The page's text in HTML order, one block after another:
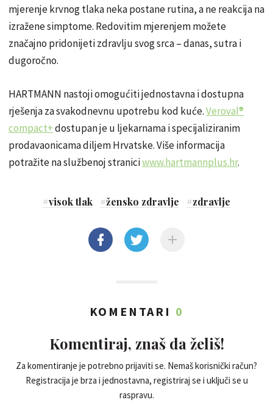
mjerenje krvnog tlaka neka postane rutina, a ne reakcija na
izražene simptome. Redovitim mjerenjem možete
značajno pridonijeti zdravlju svog srca – danas, sutra i
dugoročno.
HARTMANN nastoji omogućiti jednostavna i dostupna
rješenja za svakodnevnu upotrebu kod kuće.Veroval®
compact+dostupan je u ljekarnama i specijaliziranim
prodavaonicama diljem Hrvatske. Više informacija
potražite na službenoj straniciwww.hartmannplus.hr.
#visok tlak #žensko zdravlje #zdravlje
KOMENTARI 0
Komentiraj, znaš da želiš!
Za komentiranje je potrebno prijaviti se. Nemaš korisnički račun?
Registracija je brza i jednostavna, registriraj se i uključi se u
raspravu.